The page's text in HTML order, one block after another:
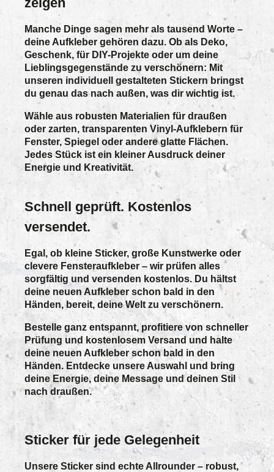
Manche Dinge sagen mehr als tausend Worte –
deine Aufkleber gehören dazu. Ob als Deko,
Geschenk, für DIY-Projekte oder um deine
Lieblingsgegenstände zu verschönern: Mit
unseren individuell gestalteten Stickern bringst
du genau das nach außen, was dir wichtig ist.
Wähle aus robusten Materialien für draußen
oder zarten, transparenten Vinyl-Aufklebern für
Fenster, Spiegel oder andere glatte Flächen.
Jedes Stück ist ein kleiner Ausdruck deiner
Energie und Kreativität.
Schnell geprüft. Kostenlos
versendet.
Egal, ob kleine Sticker, große Kunstwerke oder
clevere Fensteraufkleber – wir prüfen alles
sorgfältig und versenden kostenlos. Du hältst
deine neuen Aufkleber schon bald in den
Händen, bereit, deine Welt zu verschönern.
Bestelle ganz entspannt, profitiere von schneller
Prüfung und kostenlosem Versand und halte
deine neuen Aufkleber schon bald in den
Händen. Entdecke unsere Auswahl und bring
deine Energie, deine Message und deinen Stil
nach draußen.
Sticker für jede Gelegenheit
Unsere Sticker sind echte Allrounder – robust,